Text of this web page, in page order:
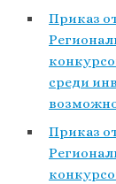
Приказ
среди
Приказ